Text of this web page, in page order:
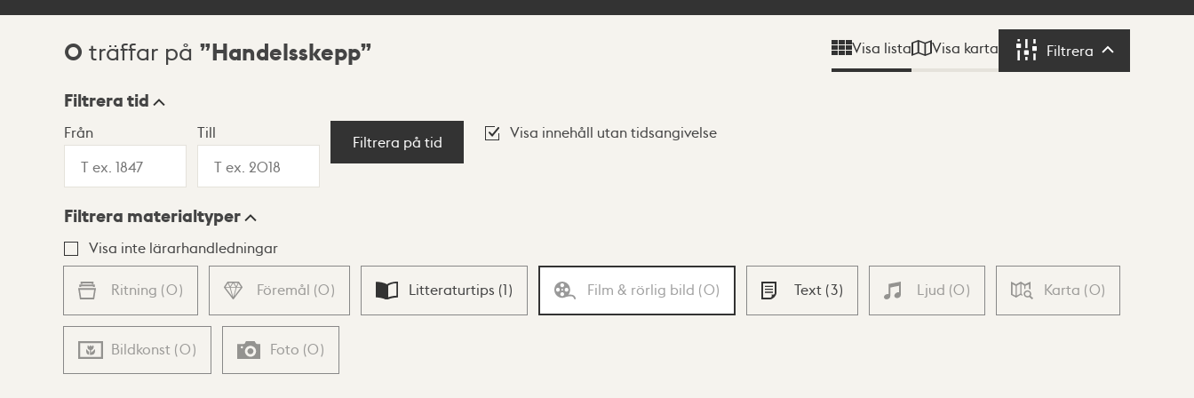
Sökresultat
0 träffar på Handelsskepp Visa lista Visa karta Filtrera Filtrera
Visningsläge
Lista Karta
Filtrera tid
Från Till
Filtrera på tid
Visa innehåll utan tidsangivelse
Filtrera materialtyper
Visa inte lärarhandledningar
Ritning (0) Föremål (0) Litteraturtips (1) Film & rörlig bild (0) Text (3) Ljud (0) Karta (0)
Bildkonst (0) Foto (0)